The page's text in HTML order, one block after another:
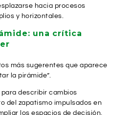
hacia procesos
y horizontales.
una crítica
más sugerentes que aparece
la pirámide”.
para describir cambios
del zapatismo impulsados en
los espacios de decisión,